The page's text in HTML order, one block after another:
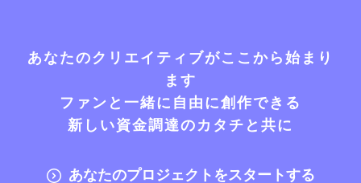
あなたのクリエイティブがここから始まり
ます
ファンと一緒に自由に創作できる
新しい資金調達のカタチと共に
あなたのプロジェクトをスタートする